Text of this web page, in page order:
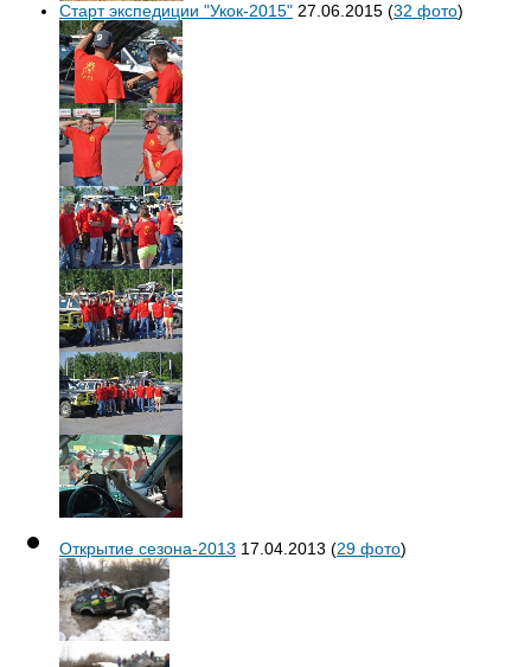
Старт экспедиции "Укок-2015" 27.06.2015 (32 фото)
Открытие сезона-2013 17.04.2013 (29 фото)